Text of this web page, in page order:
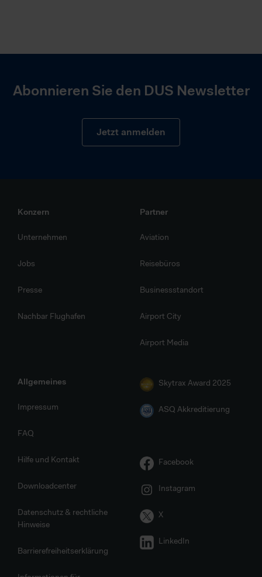
Abonnieren Sie den DUS Newsletter
Jetzt anmelden
Konzern
Unternehmen
Jobs
Presse
Nachbar Flughafen
Partner
Aviation
Reisebüros
Businessstandort
Airport City
Airport Media
Allgemeines
Impressum
FAQ
Hilfe und Kontakt
Downloadcenter
Datenschutz & rechtliche
Hinweise
Barrierefreiheitserklärung
Skytrax Award 2025
ASQ Akkreditierung
Facebook
Instagram
X
LinkedIn